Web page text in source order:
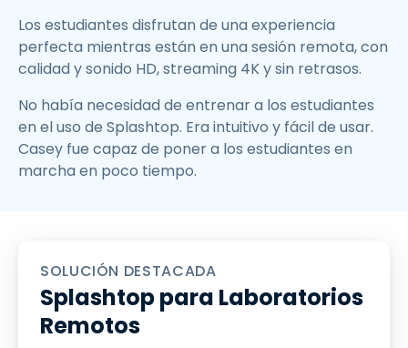
Los estudiantes disfrutan de una experiencia
perfecta mientras están en una sesión remota, con
calidad y sonido HD, streaming 4K y sin retrasos.
No había necesidad de entrenar a los estudiantes
en el uso de Splashtop. Era intuitivo y fácil de usar.
Casey fue capaz de poner a los estudiantes en
marcha en poco tiempo.
SOLUCIÓN DESTACADA
Splashtop para Laboratorios
Remotos